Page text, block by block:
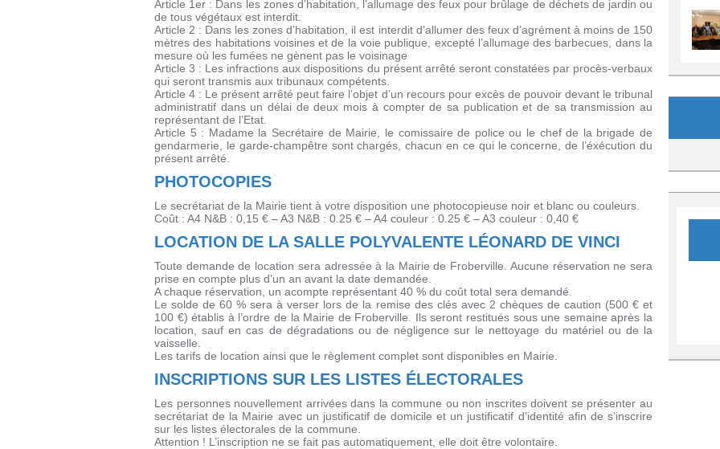
Article 1er : Dans les zones d’habitation, l’allumage des feux pour brûlage de déchets de jardin ou
de tous végétaux est interdit.
Article 2 : Dans les zones d’habitation, il est interdit d’allumer des feux d’agrément à moins de 150
mètres des habitations voisines et de la voie publique, excepté l’allumage des barbecues, dans la
mesure où les fumées ne gènent pas le voisinage
Article 3 : Les infractions aux dispositions du présent arrêté seront constatées par procès-verbaux
qui seront transmis aux tribunaux compétents.
Article 4 : Le présent arrêté peut faire l’objet d’un recours pour excès de pouvoir devant le tribunal
administratif dans un délai de deux mois à compter de sa publication et de sa transmission au
représentant de l’Etat.
Article 5 : Madame la Secrétaire de Mairie, le comissaire de police ou le chef de la brigade de
gendarmerie, le garde-champêtre sont chargés, chacun en ce qui le concerne, de l’éxécution du
présent arrêté.
PHOTOCOPIES
Le secrétariat de la Mairie tient à votre disposition une photocopieuse noir et blanc ou couleurs.
Coût : A4 N&B : 0,15 € – A3 N&B : 0.25 € – A4 couleur : 0.25 € – A3 couleur : 0,40 €
LOCATION DE LA SALLE POLYVALENTE LÉONARD DE VINCI
Toute demande de location sera adressée à la Mairie de Froberville. Aucune réservation ne sera
prise en compte plus d’un an avant la date demandée.
A chaque réservation, un acompte représentant 40 % du coût total sera demandé.
Le solde de 60 % sera à verser lors de la remise des clés avec 2 chèques de caution (500 € et
100 €) établis à l’ordre de la Mairie de Froberville. Ils seront restitués sous une semaine après la
location, sauf en cas de dégradations ou de négligence sur le nettoyage du matériel ou de la
vaisselle.
Les tarifs de location ainsi que le règlement complet sont disponibles en Mairie.
INSCRIPTIONS SUR LES LISTES ÉLECTORALES
Les personnes nouvellement arrivées dans la commune ou non inscrites doivent se présenter au
secrétariat de la Mairie avec un justificatif de domicile et un justificatif d’identité afin de s’inscrire
sur les listes électorales de la commune.
Attention ! L’inscription ne se fait pas automatiquement, elle doit être volontaire.